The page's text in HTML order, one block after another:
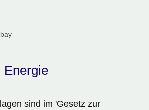
Energie
sind im 'Gesetz zur